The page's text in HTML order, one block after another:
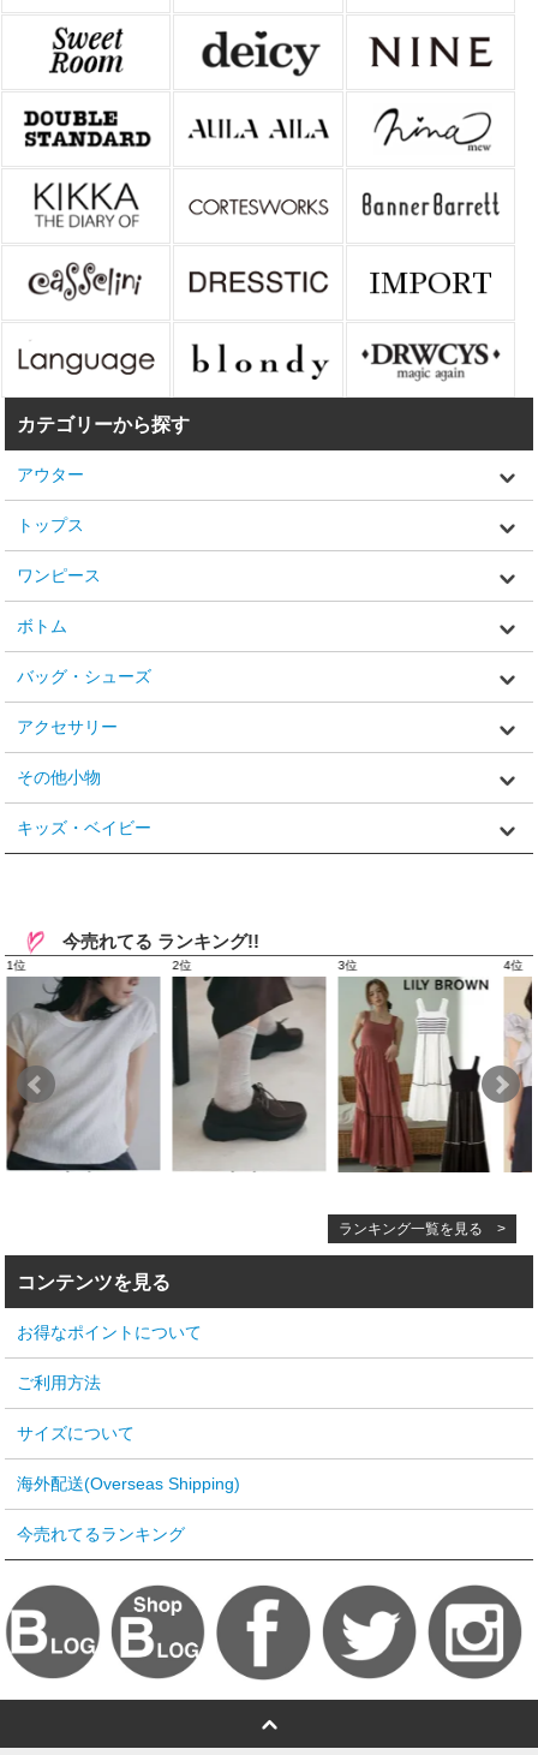
カテゴリーから探す
アウター
トップス
ワンピース
ボトム
バッグ・シューズ
アクセサリー
その他小物
キッズ・ベイビー
今売れてる ランキング!!
ランキング一覧を見る >
コンテンツを見る
お得なポイントについて
ご利用方法
サイズについて
海外配送(Overseas Shipping)
今売れてるランキング